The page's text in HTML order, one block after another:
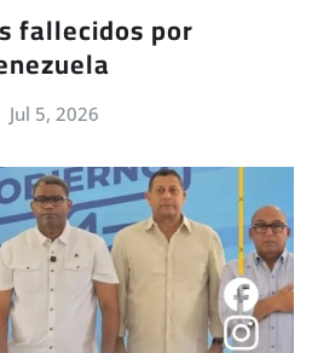
fallecidos por
Jul 5, 2026